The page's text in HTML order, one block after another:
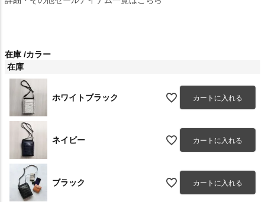
在庫 カラー
在庫
ホワイトブラック カートに入れる
ネイビー カートに入れる
ブラック カートに入れる